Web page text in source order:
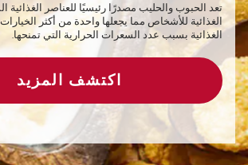
تعد الحبوب والحليب مصدرًا رئيسيًا للعناصر الغذائية
الغذائية للأشخاص مما يجعلها واحدة من أكثر
الغذائية بسبب عدد السعرات الحرارية التي تمنحها.
اكتشف المزيد